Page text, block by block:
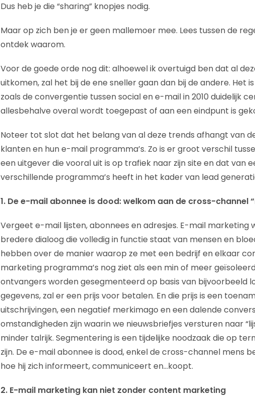
Dus heb je die “sharing” knopjes nodig.
Maar op zich ben je er geen mallemoer mee. Lees tussen de
ontdek waarom.
Voor de goede orde nog dit: alhoewel ik overtuigd ben dat al
uitkomen, zal het bij de ene sneller gaan dan bij de andere. Het
zoals de convergentie tussen social en e-mail in 2010 duidelijk
allesbehalve overal wordt toegepast of aan een eindpunt is
Noteer tot slot dat het belang van al deze trends afhangt van
klanten en hun e-mail programma’s. Zo is er groot verschil
een uitgever die vooral uit is op trafiek naar zijn site en dat van
verschillende programma’s heeft in het kader van lead
1. De e-mail abonnee is dood: welkom aan de cross-channel
Vergeet e-mail lijsten, abonnees en adresjes. E-mail marketing
bredere dialoog die volledig in functie staat van mensen en
hebben over de manier waarop ze met een bedrijf en elkaar
marketing programma’s nog ziet als een min of meer
ontvangers worden gesegmenteerd op basis van bijvoorbeeld
gegevens, zal er een prijs voor betalen. En die prijs is een
uitschrijvingen, een negatief merkimago en een dalende
omstandigheden zijn waarin we nieuwsbriefjes versturen naar
minder talrijk. Segmentering is een tijdelijke noodzaak die op
zijn. De e-mail abonnee is dood, enkel de cross-channel mens
hoe hij zich informeert, communiceert en…koopt.
2. E-mail marketing kan niet zonder content marketing